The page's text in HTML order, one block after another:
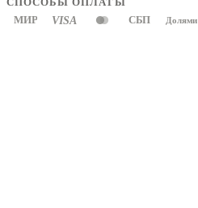
МИР VISA СБП Долями